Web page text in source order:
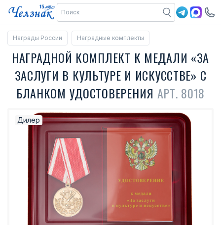
Награды России Наградные комплекты
НАГРАДНОЙ КОМПЛЕКТ К МЕДАЛИ «ЗА
ЗАСЛУГИ В КУЛЬТУРЕ И ИСКУССТВЕ» С
БЛАНКОМ УДОСТОВЕРЕНИЯ АРТ. 8018
Дилер